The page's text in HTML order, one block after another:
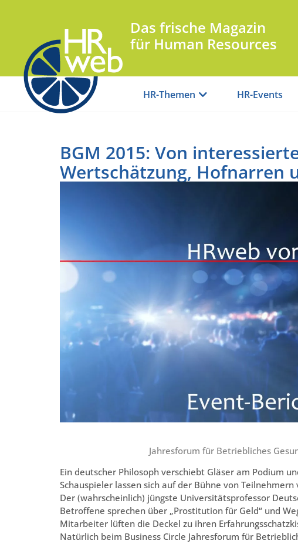
Das frische Magazin
für Human Resources
HR-Themen HR-Events
BGM 2015: Von
Wertschätzung, Hofnarren
Jahresforum für Betriebliches
Ein deutscher Philosoph verschiebt Gläser am Podium
Schauspieler lassen sich auf der Bühne von
Der (wahrscheinlich) jüngste Universitätsprofessor
Betroffene sprechen über „Prostitution für Geld“ und
Mitarbeiter lüften die Deckel zu ihren
Natürlich beim Business Circle Jahresforum für